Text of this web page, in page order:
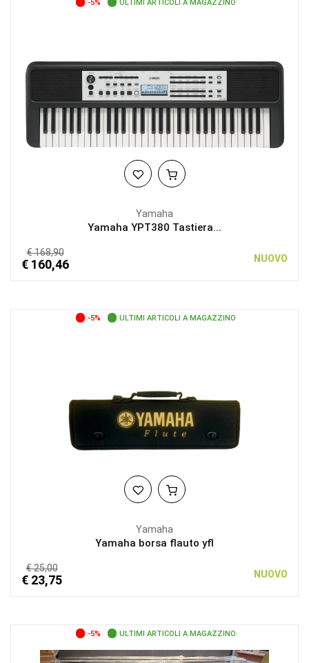
-5% ULTIMI ARTICOLI A MAGAZZINO
Yamaha
Yamaha YPT380 Tastiera...
€ 168,90
€ 160,46 NUOVO
-5% ULTIMI ARTICOLI A MAGAZZINO
Yamaha
Yamaha borsa flauto yfl
€ 25,00
€ 23,75 NUOVO
-5% ULTIMI ARTICOLI A MAGAZZINO